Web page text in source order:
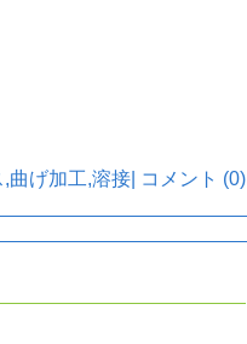
,曲げ加工,溶接 コメント (0)